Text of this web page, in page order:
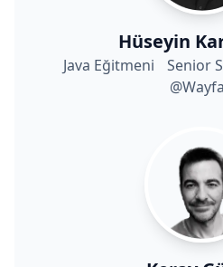
Hüseyin
Java Eğitmeni Senior